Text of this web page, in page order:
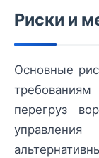
Риски и
Основные
перегруз